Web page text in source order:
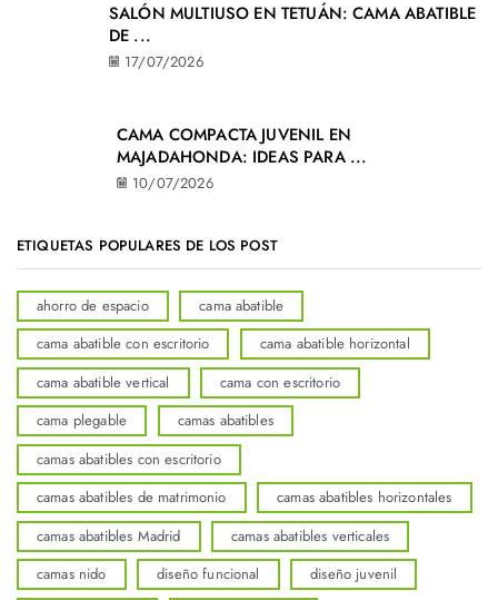
SALÓN MULTIUSO EN TETUÁN: CAMA ABATIBLE
DE ...
17/07/2026
CAMA COMPACTA JUVENIL EN
MAJADAHONDA: IDEAS PARA ...
10/07/2026
ETIQUETAS POPULARES DE LOS POST
ahorro de espacio
cama abatible
cama abatible con escritorio
cama abatible horizontal
cama abatible vertical
cama con escritorio
cama plegable
camas abatibles
camas abatibles con escritorio
camas abatibles de matrimonio
camas abatibles horizontales
camas abatibles Madrid
camas abatibles verticales
camas nido
diseño funcional
diseño juvenil